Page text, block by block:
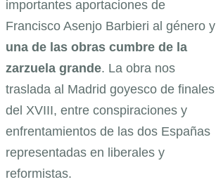
importantes aportaciones de
Francisco Asenjo Barbieri al género y
una de las obras cumbre de la
zarzuela grande. La obra nos
traslada al Madrid goyesco de finales
del XVIII, entre conspiraciones y
enfrentamientos de las dos Españas
representadas en liberales y
reformistas.